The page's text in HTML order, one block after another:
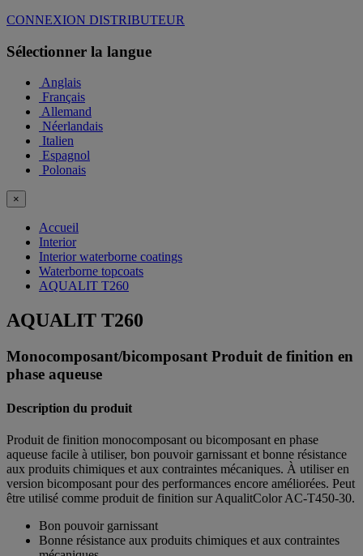
CONNEXION DISTRIBUTEUR
Sélectionner la langue
Anglais
Français
Allemand
Néerlandais
Italien
Espagnol
Polonais
×
Accueil
Interior
Interior waterborne coatings
Waterborne topcoats
AQUALIT T260
AQUALIT T260
Monocomposant/bicomposant Produit de finition en
phase aqueuse
Description du produit
Produit de finition monocomposant ou bicomposant en phase
aqueuse facile à utiliser, bon pouvoir garnissant et bonne résistance
aux produits chimiques et aux contraintes mécaniques. À utiliser en
version bicomposant pour des performances encore améliorées. Peut
être utilisé comme produit de finition sur AqualitColor AC-T450-30.
Bon pouvoir garnissant
Bonne résistance aux produits chimiques et aux contraintes